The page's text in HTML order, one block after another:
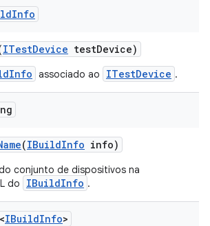
Info
ITestDevice testDevice)
associado ao ITestDevice .
(IBuildInfo info)
conjunto de dispositivos na
do
IBuildInfo .
IBuildInfo>